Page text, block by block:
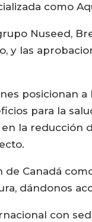
como
Nuseed,
y las
posicionan
para la
la reducción
de Canadá
dándonos
con